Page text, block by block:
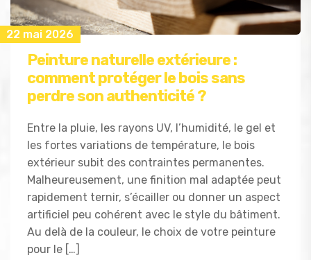
22 mai 2026
Peinture naturelle extérieure :
comment protéger le bois sans
perdre son authenticité ?
Entre la pluie, les rayons UV, l’humidité, le gel et
les fortes variations de température, le bois
extérieur subit des contraintes permanentes.
Malheureusement, une finition mal adaptée peut
rapidement ternir, s’écailler ou donner un aspect
artificiel peu cohérent avec le style du bâtiment.
Au delà de la couleur, le choix de votre peinture
pour le […]